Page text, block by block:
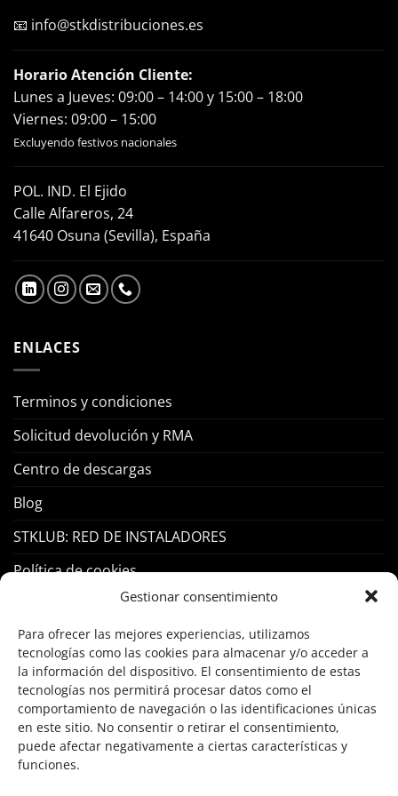
Gestionar consentimiento
Para ofrecer las mejores experiencias, utilizamos
tecnologías como las cookies para almacenar y/o acceder a
la información del dispositivo. El consentimiento de estas
tecnologías nos permitirá procesar datos como el
comportamiento de navegación o las identificaciones únicas
en este sitio. No consentir o retirar el consentimiento,
puede afectar negativamente a ciertas características y
funciones.
📧 info@stkdistribuciones.es
Horario Atención Cliente:
Lunes a Jueves: 09:00 – 14:00 y 15:00 – 18:00
Viernes: 09:00 – 15:00
Excluyendo festivos nacionales
POL. IND. El Ejido
Calle Alfareros, 24
41640 Osuna (Sevilla), España
ENLACES
Terminos y condiciones
Solicitud devolución y RMA
Centro de descargas
Blog
STKLUB: RED DE INSTALADORES
Política de cookies
Control Acceso
Hogar Inteligente
Incendio
Intrusión